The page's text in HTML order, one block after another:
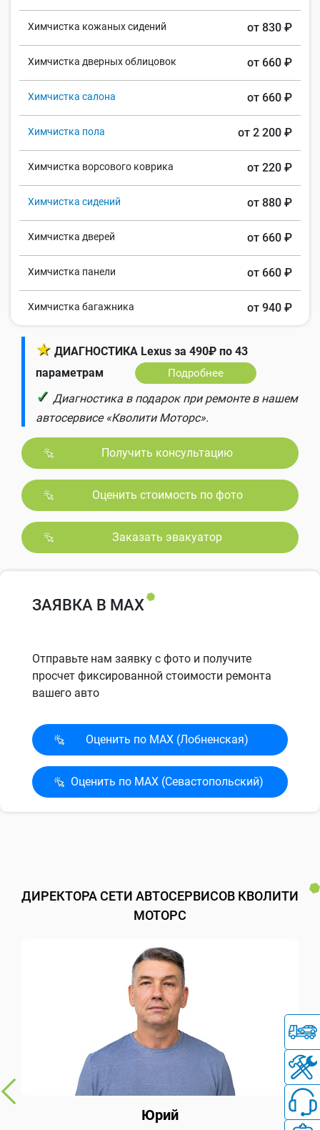
Химчистка кожаных сидений от 830 ₽
Химчистка дверных облицовок от 660 ₽
Химчистка салона от 660 ₽
Химчистка пола от 2 200 ₽
Химчистка ворсового коврика от 220 ₽
Химчистка сидений от 880 ₽
Химчистка дверей от 660 ₽
Химчистка панели от 660 ₽
Химчистка багажника от 940 ₽
★ ДИАГНОСТИКА Lexus за 490₽ по 43
параметрам
Подробнее
✓ Диагностика в подарок при ремонте в нашем
автосервисе «Кволити Моторс».
Получить консультацию
Оценить стоимость по фото
Заказать эвакуатор
ЗАЯВКА В MAX
Отправьте нам заявку с фото и получите
просчет фиксированной стоимости ремонта
вашего авто
Оценить по MAX (Лобненская)
Оценить по MAX (Севасто­польский)
ДИРЕКТОРА СЕТИ АВТОСЕРВИСОВ КВОЛИТИ
МОТОРС
Юрий